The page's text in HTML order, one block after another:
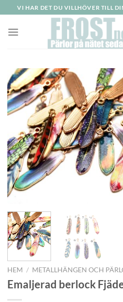
to
content
VI HAR DET DU VILLHÖVER TILL
HEM / METALLHÄNGEN OCH
Emaljerad berlock